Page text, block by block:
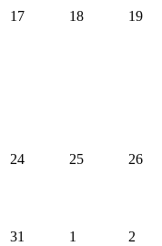
17 18 19
24 25 26
31 1 2